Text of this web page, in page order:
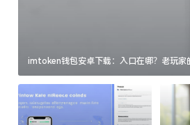
imtoken钱包安卓下载：入口在哪？老玩家